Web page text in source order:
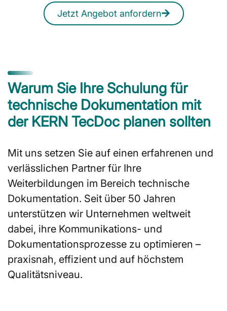
Jetzt Angebot anfordern
Warum Sie Ihre Schulung für
technische Dokumentation mit
der KERN TecDoc planen sollten
Mit uns setzen Sie auf einen erfahrenen und
verlässlichen Partner für Ihre
Weiterbildungen im Bereich technische
Dokumentation. Seit über 50 Jahren
unterstützen wir Unternehmen weltweit
dabei, ihre Kommunikations- und
Dokumentationsprozesse zu optimieren –
praxisnah, effizient und auf höchstem
Qualitätsniveau.